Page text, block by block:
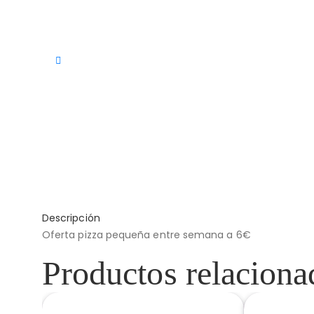
Descripción
Oferta pizza pequeña entre semana a 6€
Productos